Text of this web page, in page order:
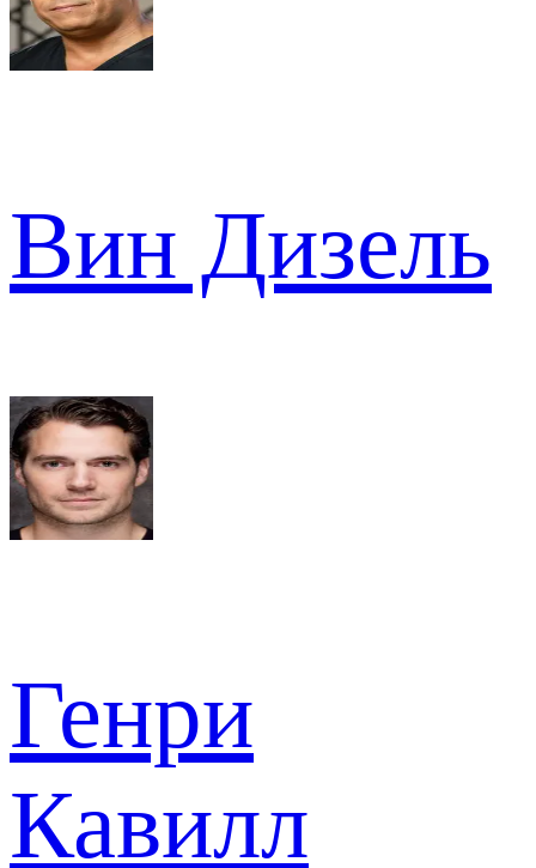
Вин Дизель
Генри
Кавилл